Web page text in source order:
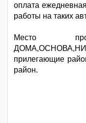
оплата
работы на таких
Место
прилегающие
район.